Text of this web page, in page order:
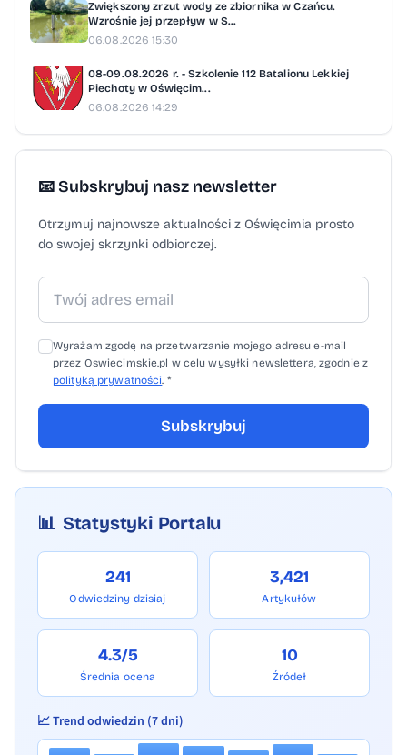
przyznano 191 nagród na łączną kwotę 4 185
000 zł. Zadanie
środków finansowych Województwa
Małopolskiego w ramach konkursu pn.
"Małopolska Wieś 2026" Barbara Kuźma-
Zwiększony zrzut wody ze zbiornika w Czańcu.
Wzrośnie jej przepływ w S...
06.08.2026 15:30
08-09.08.2026 r. - Szkolenie 112 Batalionu Lekkiej
Piechoty w Oświęcim...
06.08.2026 14:29
📧 Subskrybuj nasz newsletter
Otrzymuj najnowsze aktualności z Oświęcimia prosto
do swojej skrzynki odbiorczej.
Wyrażam zgodę na przetwarzanie mojego adresu e-mail
przez Oswiecimskie.pl w celu wysyłki newslettera, zgodnie z
polityką prywatności . *
Subskrybuj
📊 Statystyki Portalu
241
Odwiedziny dzisiaj
3,421
Artykułów
4.3/5
Średnia ocena
10
Źródeł
📈 Trend odwiedzin (7 dni)